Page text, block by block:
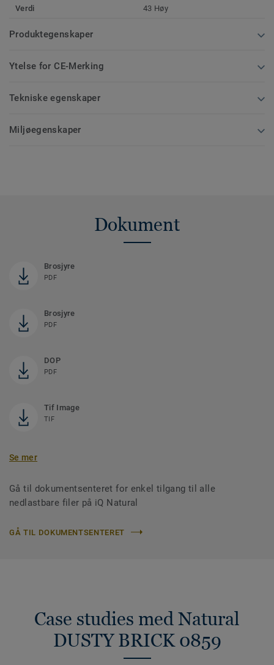
Verdi 43 Høy
Produktegenskaper
Ytelse for CE-Merking
Tekniske egenskaper
Miljøegenskaper
Dokument
Brosjyre
PDF
Brosjyre
PDF
DOP
PDF
Tif Image
TIF
Se mer
Gå til dokumentsenteret for enkel tilgang til alle
nedlastbare filer på iQ Natural
GÅ TIL DOKUMENTSENTERET
Case studies med Natural
DUSTY BRICK 0859